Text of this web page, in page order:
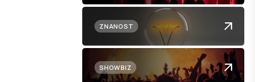
ZNANOST
SHOWBIZ